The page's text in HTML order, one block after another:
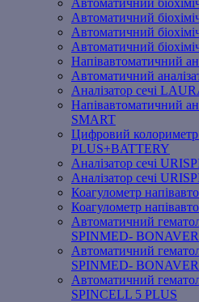
Автоматичний
Автоматичний
Автоматичний
Автоматичний
Напівавтоматичний
Автоматичний
Аналізатор сечі
Напівавтоматичний
SMART
Цифровий
PLUS+BATTERY
Аналізатор сечі
Аналізатор сечі
Коагулометр
Коагулометр
Автоматичний
SPINMED-
Автоматичний
SPINMED-
Автоматичний
SPINCELL 5 PLUS